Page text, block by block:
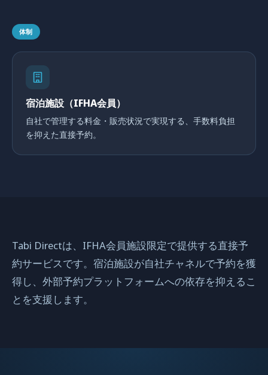
体制
宿泊施設（IFHA会員）
自社で管理する料金・販売状況で実現する、手数料負担
を抑えた直接予約。
Tabi Directは、IFHA会員施設限定で提供する直接予
約サービスです。宿泊施設が自社チャネルで予約を獲
得し、外部予約プラットフォームへの依存を抑えるこ
とを支援します。